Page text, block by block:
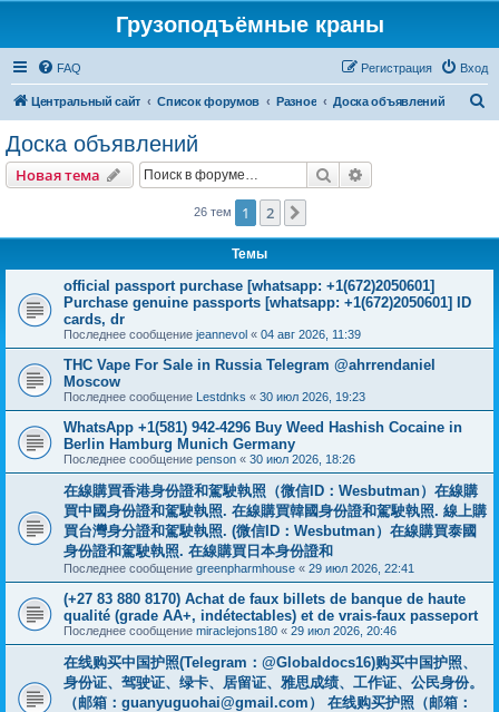
Грузоподъёмные краны
FAQ Вход
Регистрация
Центральный сайт Список форумов Разное Доска объявлений
Доска объявлений
Новая тема Поиск
26 тем 1 2
Темы
official passport purchase [whatsapp: +1(672)2050601]
Purchase genuine passports [whatsapp: +1(672)2050601] ID
cards, dr
Последнее сообщение jeannevol « 04 авг 2026, 11:39
THC Vape For Sale in Russia Telegram @ahrrendaniel
Moscow
Последнее сообщение Lestdnks « 30 июл 2026, 19:23
WhatsApp +1(581) 942-4296 Buy Weed Hashish Cocaine in
Berlin Hamburg Munich Germany
Последнее сообщение penson « 30 июл 2026, 18:26
在線購買香港身份證和駕駛執照（微信ID：Wesbutman）在線購
買中國身份證和駕駛執照. 在線購買韓國身份證和駕駛執照. 線上購
買台灣身分證和駕駛執照. (微信ID：Wesbutman）在線購買泰國
身份證和駕駛執照. 在線購買日本身份證和
Последнее сообщение greenpharmhouse « 29 июл 2026, 22:41
(+27 83 880 8170) Achat de faux billets de banque de haute
qualité (grade AA+, indétectables) et de vrais-faux passeport
Последнее сообщение miraclejons180 « 29 июл 2026, 20:46
在线购买中国护照(Telegram：@Globaldocs16)购买中国护照、
身份证、驾驶证、绿卡、居留证、雅思成绩、工作证、公民身份。
（邮箱： guanyuguohai@gmail.com ） 在线购买护照（邮箱：